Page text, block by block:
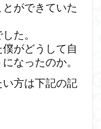
ができていた
た。
がどうして自
なったのか。
方は下記の記